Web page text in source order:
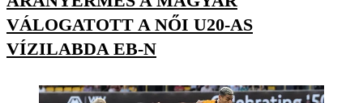
VÁLOGATOTT A NŐI U20-AS
VÍZILABDA EB-N